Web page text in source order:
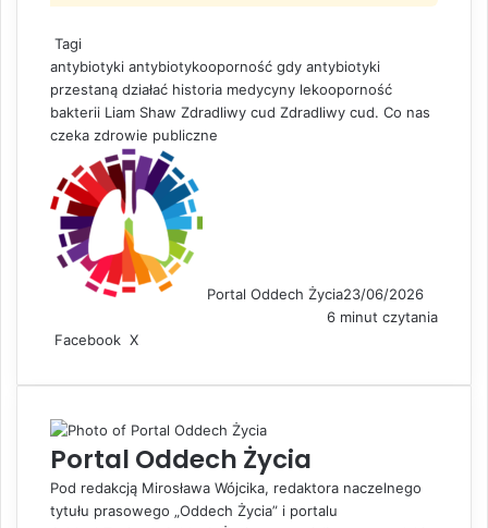
Tagi
antybiotyki antybiotykooporność gdy antybiotyki
przestaną działać historia medycyny lekooporność
bakterii Liam Shaw Zdradliwy cud Zdradliwy cud. Co nas
czeka zdrowie publiczne
Portal Oddech Życia23/06/2026
6 minut czytania
Facebook X
n
e
d
a
e
v
E
u
u
j
Portal Oddech Życia
Pod redakcją Mirosława Wójcika, redaktora naczelnego
tytułu prasowego „Oddech Życia” i portalu